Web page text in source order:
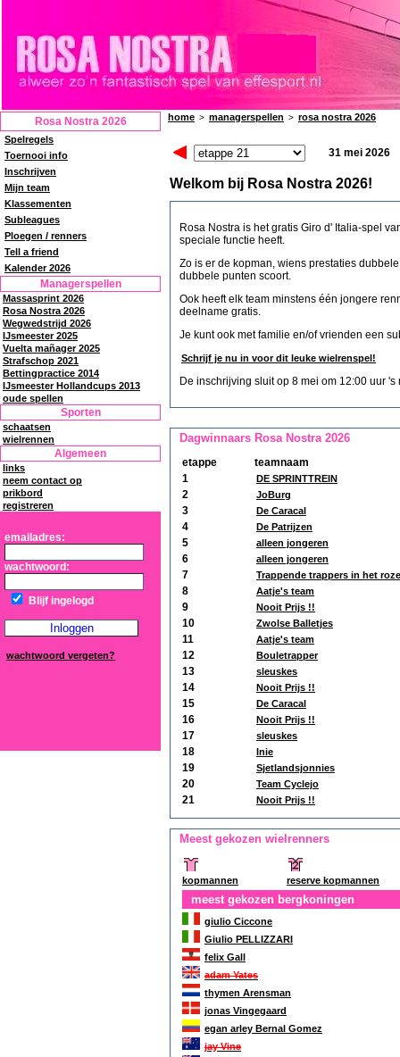
Rosa Nostra 2026
Spelregels
Toernooi info
Inschrijven
Mijn team
Klassementen
Subleagues
Ploegen / renners
Tell a friend
Kalender 2026
Managerspellen
Massasprint 2026
Rosa Nostra 2026
Wegwedstrijd 2026
IJsmeester 2025
Vuelta mañager 2025
Strafschop 2021
Bettingpractice 2014
IJsmeester Hollandcups 2013
oude spellen
Sporten
schaatsen
wielrennen
Algemeen
links
neem contact op
prikbord
registreren
emailadres:
wachtwoord:
Blijf ingelogd
wachtwoord vergeten?
home > managerspellen > rosa nostra 2026
31 mei 2026
Welkom bij Rosa Nostra 2026!
Rosa Nostra is het gratis Giro d' Italia-spel
speciale functie heeft.
Zo is er de kopman, wiens prestaties
dubbele punten scoort.
Ook heeft elk team minstens één jongere
deelname gratis.
Je kunt ook met familie en/of vrienden een
Schrijf je nu in voor dit leuke wielrenspel!
De inschrijving sluit op 8 mei om 12:00 uur 's
Dagwinnaars Rosa Nostra 2026
etappe
teamnaam
1
DE SPRINTTREIN
2 JoBurg
3 De Caracal
4 De Patrijzen
5 alleen jongeren
6 alleen jongeren
7 Trappende trappers in het roze
8 Aatje's team
9 Nooit Prijs !!
10 Zwolse Balletjes
11 Aatje's team
12 Bouletrapper
13 sleuskes
14 Nooit Prijs !!
15 De Caracal
16 Nooit Prijs !!
17 sleuskes
18 Inie
19 Sjetlandsjonnies
20 Team Cyclejo
21 Nooit Prijs !!
Meest gekozen wielrenners
kopmannen reserve kopmannen
meest gekozen bergkoningen
giulio Ciccone
Giulio PELLIZZARI
felix Gall
adam Yates
thymen Arensman
jonas Vingegaard
egan arley Bernal Gomez
jay Vine